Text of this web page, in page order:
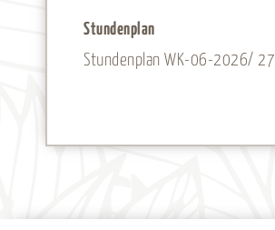
Stundenplan
Stundenplan WK-06-2026/ 27